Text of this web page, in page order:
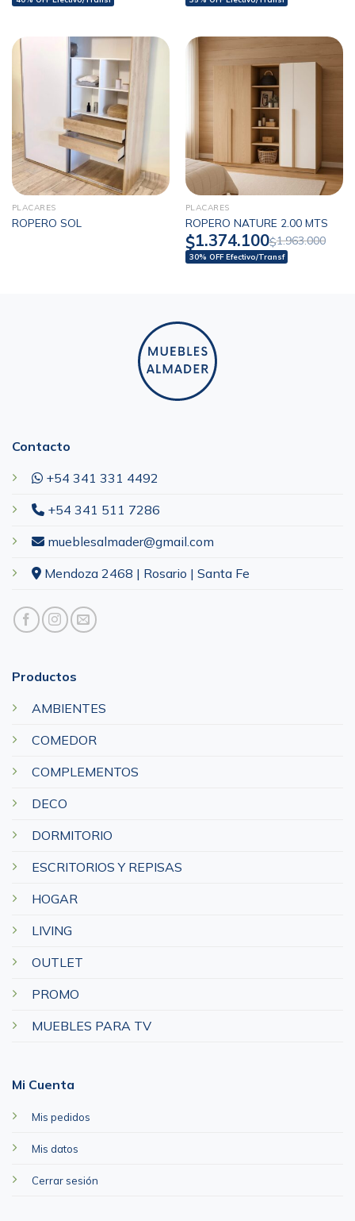
PLACARES
ROPERO SOL
PLACARES
ROPERO NATURE 2.00 MTS
$1.374.100$1.963.000
30% OFF Efectivo/Transf
Productos
AMBIENTES
COMEDOR
COMPLEMENTOS
DECO
DORMITORIO
ESCRITORIOS Y REPISAS
HOGAR
LIVING
OUTLET
PROMO
MUEBLES PARA TV
Mi Cuenta
Mis pedidos
Mis datos
Cerrar sesión
Contacto
+54 341 331 4492
+54 341 511 7286
mueblesalmader@gmail.com
Mendoza 2468 | Rosario | Santa Fe